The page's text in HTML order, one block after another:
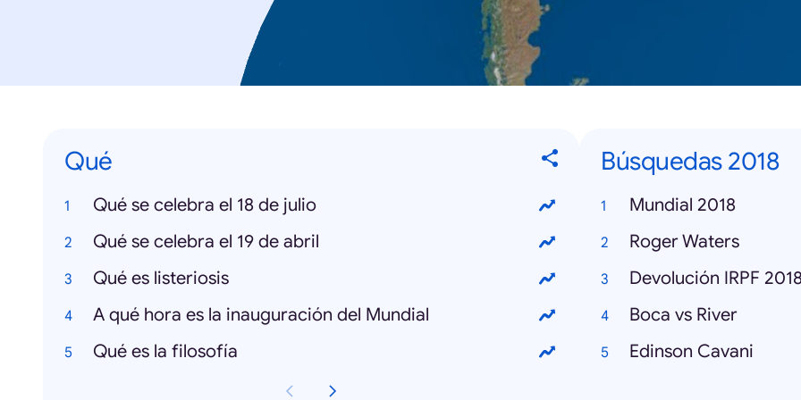
Qué
Qué se celebra el 18 de julio
Qué se celebra el 19 de abril
Qué es listeriosis
A qué hora es la inauguración del Mundial
Qué es la filosofía
Búsquedas 2018
Mundial 2018
Roger Waters
Devolución IRPF
Boca vs River
Edinson Cavani